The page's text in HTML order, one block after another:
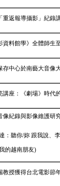
重返報導攝影」紀錄
資料館學》全體師
存中心於南藝大音像
講座：《劇場》時代
像紀錄與影像維護研
：聽你/妳 跟我說、
的越南朋友)
教授獲得台北電影節